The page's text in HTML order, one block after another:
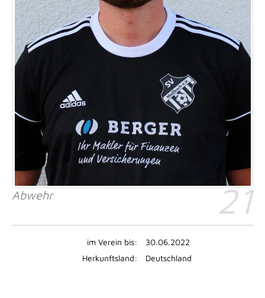
21
Abwehr
im Verein bis:
30.06.2022
Herkunftsland:
Deutschland